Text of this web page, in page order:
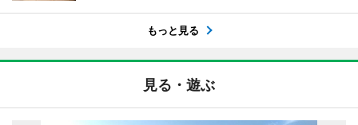
もっと見る
見る・遊ぶ